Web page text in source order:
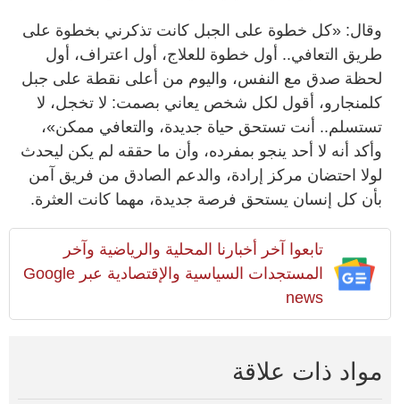
وقال: «كل خطوة على الجبل كانت تذكرني بخطوة على
طريق التعافي.. أول خطوة للعلاج، أول اعتراف، أول
لحظة صدق مع النفس، واليوم من أعلى نقطة على جبل
كلمنجارو، أقول لكل شخص يعاني بصمت: لا تخجل، لا
تستسلم.. أنت تستحق حياة جديدة، والتعافي ممكن»،
وأكد أنه لا أحد ينجو بمفرده، وأن ما حققه لم يكن ليحدث
لولا احتضان مركز إرادة، والدعم الصادق من فريق آمن
بأن كل إنسان يستحق فرصة جديدة، مهما كانت العثرة.
تابعوا آخر أخبارنا المحلية والرياضية وآخر
المستجدات السياسية والإقتصادية عبر Google
news
مواد ذات علاقة